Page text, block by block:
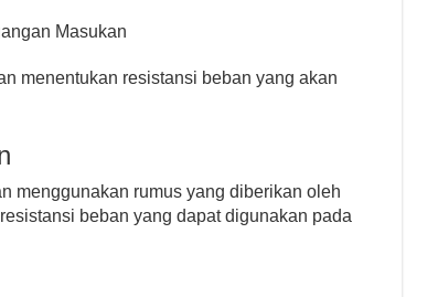
Masukan
menentukan resistansi beban yang akan
menggunakan rumus yang diberikan oleh
beban yang dapat digunakan pada